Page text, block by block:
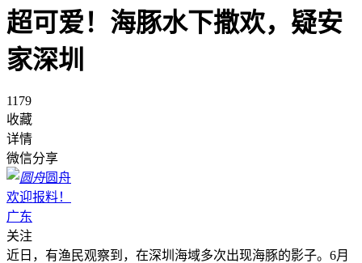
超可爱！海豚水下撒欢，疑安
家深圳
1179
收藏
详情
微信分享
圆舟
欢迎报料！
广东
关注
近日，有渔民观察到，在深圳海域多次出现海豚的影子。6月